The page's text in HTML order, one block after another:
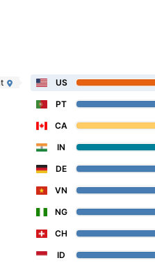
US
PT
CA
IN
DE
VN
NG
CH
ID